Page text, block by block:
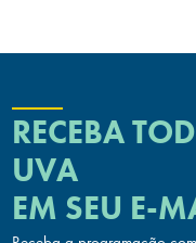
RECEBA
UVA
EM SEU E-